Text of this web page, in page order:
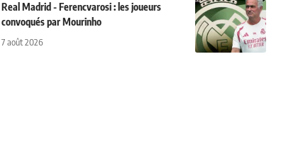
Real Madrid - Ferencvarosi : les joueurs
convoqués par Mourinho
7 août 2026